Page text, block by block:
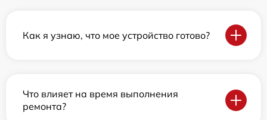
Как я узнаю, что мое устройство готово?
Что влияет на время выполнения
ремонта?